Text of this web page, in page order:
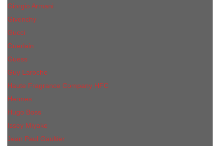
Giorgio Armani
Givenchy
Gucci
Guerlain
Guess
Guy Laroche
Haute Fragrance Company HFC
Hermes
Hugo Boss
Issey Miyake
Jean Paul Gaultier